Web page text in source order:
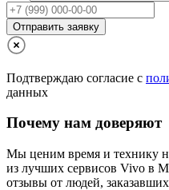
Отправить заявку
Подтверждаю согласие с
данных
Почему нам доверяют
Мы ценим время и технику
из лучших сервисов Vivo в
отзывы от людей,